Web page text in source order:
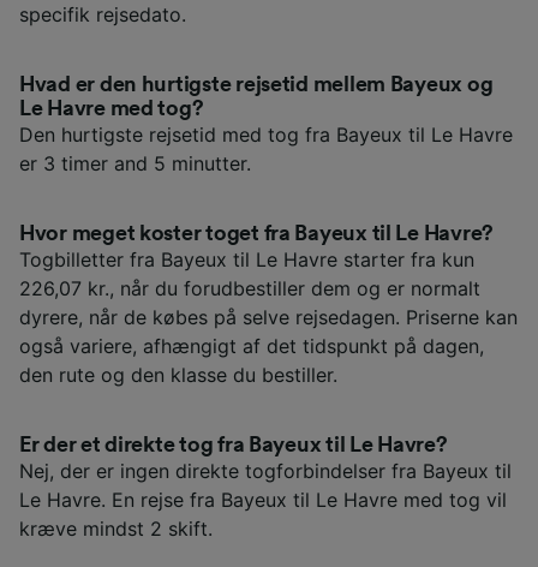
specifik rejsedato.
Hvad er den hurtigste rejsetid mellem Bayeux og
Le Havre med tog?
Den hurtigste rejsetid med tog fra Bayeux til Le Havre
er 3 timer and 5 minutter.
Hvor meget koster toget fra Bayeux til Le Havre?
Togbilletter fra Bayeux til Le Havre starter fra kun
226,07 kr., når du forudbestiller dem og er normalt
dyrere, når de købes på selve rejsedagen. Priserne kan
også variere, afhængigt af det tidspunkt på dagen,
den rute og den klasse du bestiller.
Er der et direkte tog fra Bayeux til Le Havre?
Nej, der er ingen direkte togforbindelser fra Bayeux til
Le Havre. En rejse fra Bayeux til Le Havre med tog vil
kræve mindst 2 skift.